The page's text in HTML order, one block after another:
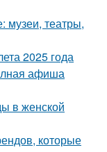
музеи, театры,
2025 года
афиша
в женской
которые